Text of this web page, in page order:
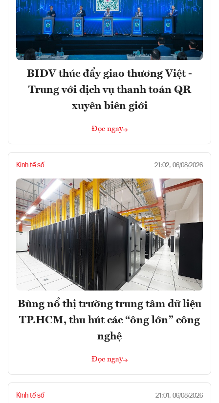
BIDV thúc đẩy giao thương Việt -
Trung với dịch vụ thanh toán QR
xuyên biên giới
Đọc ngay
Kinh tế số 21:02, 06/08/2026
Bùng nổ thị trường trung tâm dữ liệu
TP.HCM, thu hút các “ông lớn” công
nghệ
Đọc ngay
Kinh tế số 21:01, 06/08/2026